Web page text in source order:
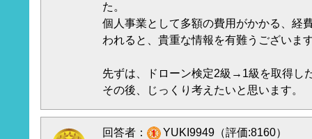
た。
個人事業として多額の費用がかかる、経
われると、貴重な情報を有難うございま
先ずは、ドローン検定2級→1級を取得し
その後、じっくり考えたいと思います。
回答者： YUKI9949（評価:8160）